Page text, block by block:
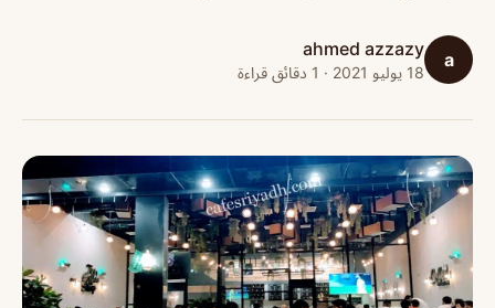
a
ahmed azzazy
18 يوليو 2021 · 1 دقائق قراءة